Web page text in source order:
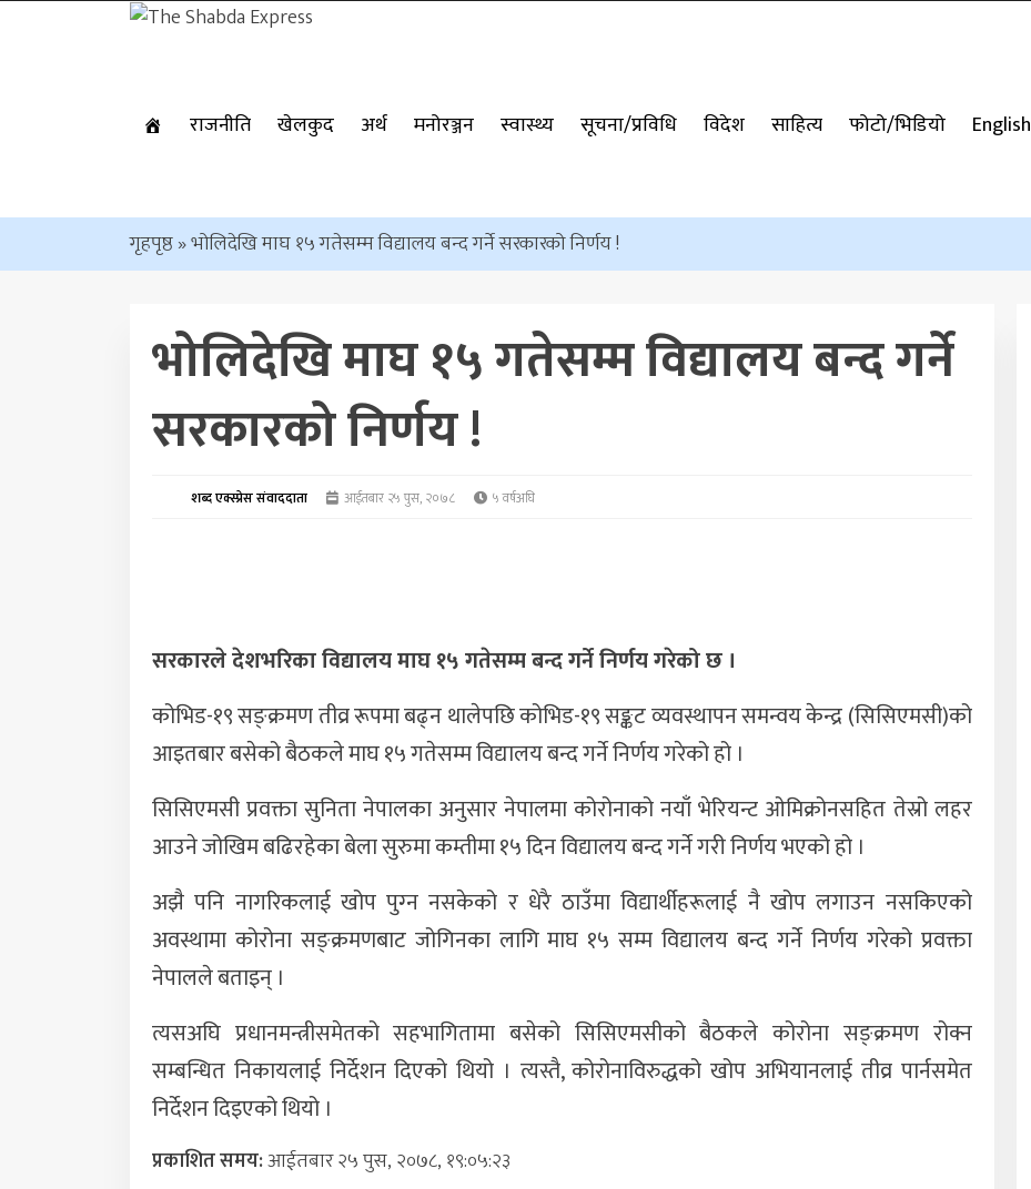
राजनीति खेलकुद अर्थ मनोरञ्जन स्वास्थ्य सूचना/प्रविधि विदेश साहित्य फोटो/भिडियो English
गृहपृष्ठ»भोलिदेखि माघ १५ गतेसम्म विद्यालय बन्द गर्ने सरकारको निर्णय !
भोलिदेखि माघ १५ गतेसम्म विद्यालय बन्द गर्ने
सरकारको निर्णय !
शब्द एक्स्प्रेस संवाददाता आईतबार २५ पुस, २०७८ ५ वर्षअघि
सरकारले देशभरिका विद्यालय माघ १५ गतेसम्म बन्द गर्ने निर्णय गरेको छ ।
कोभिड-१९ सङ्क्रमण तीव्र रूपमा बढ्न थालेपछि कोभिड-१९ सङ्कट व्यवस्थापन समन्वय केन्द्र (सिसिएमसी)को
आइतबार बसेको बैठकले माघ १५ गतेसम्म विद्यालय बन्द गर्ने निर्णय गरेको हो ।
सिसिएमसी प्रवक्ता सुनिता नेपालका अनुसार नेपालमा कोरोनाको नयाँ भेरियन्ट ओमिक्रोनसहित तेस्रो लहर
आउने जोखिम बढिरहेका बेला सुरुमा कम्तीमा १५ दिन विद्यालय बन्द गर्ने गरी निर्णय भएको हो ।
अझै पनि नागरिकलाई खोप पुग्‍न नसकेको र धेरै ठाउँमा विद्यार्थीहरूलाई नै खोप लगाउन नसकिएको
अवस्थामा कोरोना सङ्क्रमणबाट जोगिनका लागि माघ १५ सम्म विद्यालय बन्द गर्ने निर्णय गरेको प्रवक्ता
नेपालले बताइन् ।
त्यसअघि प्रधानमन्त्रीसमेतको सहभागितामा बसेको सिसिएमसीको बैठकले कोरोना सङ्क्रमण रोक्न
सम्बन्धित निकायलाई निर्देशन दिएको थियो । त्यस्तै, कोरोनाविरुद्धको खोप अभियानलाई तीव्र पार्नसमेत
निर्देशन दिइएको थियो ।
प्रकाशित समय:आईतबार २५ पुस, २०७८, १९:०५:२३